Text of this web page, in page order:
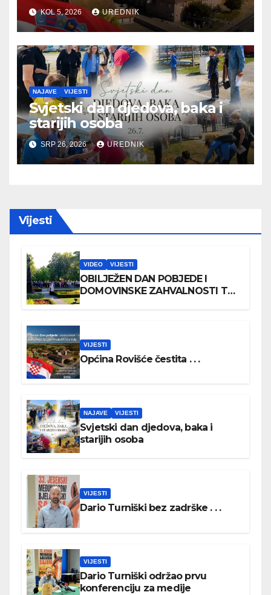
KOL 5, 2026 UREDNIK
NAJAVE VIJESTI
Svjetski dan djedova, baka i
starijih osoba
SRP 26, 2026 UREDNIK
Vijesti
VIDEO VIJESTI
OBILJEŽEN DAN POBJEDE I
DOMOVINSKE ZAHVALNOSTI TE
VIJESTI
Općina Rovišće čestita . . .
NAJAVE VIJESTI
Svjetski dan djedova, baka i
starijih osoba
VIJESTI
Dario Turniški bez zadrške . . .
VIJESTI
Dario Turniški održao prvu
konferenciju za medije